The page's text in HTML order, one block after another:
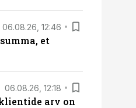
06.08.26, 12:46
et
06.08.26, 12:18
arv on